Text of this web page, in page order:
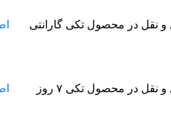
گارانتی
۷ روز